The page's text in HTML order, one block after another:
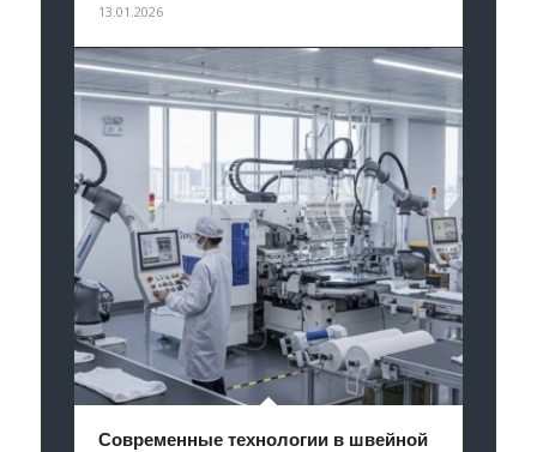
13.01.2026
Современные технологии в швейной